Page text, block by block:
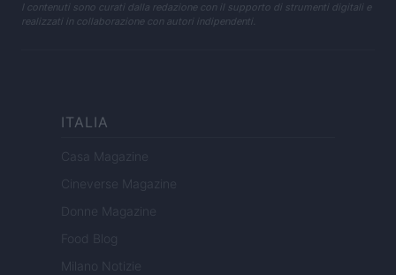
I contenuti sono curati dalla redazione con il supporto di strumenti digitali e
realizzati in collaborazione con autori indipendenti.
ITALIA
Casa Magazine
Cineverse Magazine
Donne Magazine
Food Blog
Milano Notizie